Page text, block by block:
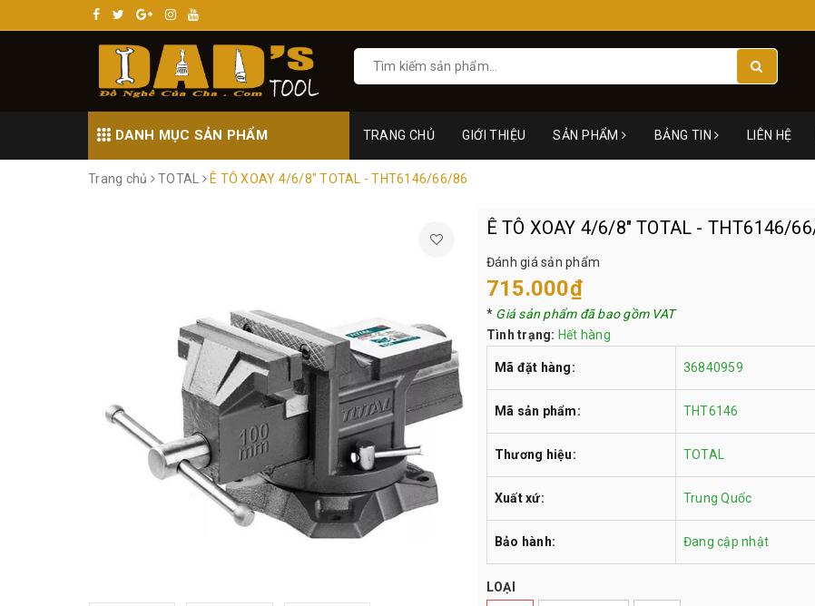
DANH MỤC SẢN PHẨM TRANG CHỦ GIỚI THIỆU SẢN PHẨM BẢNG TIN LIÊN HỆ
Trang chủ TOTAL Ê TÔ XOAY 4/6/8" TOTAL - THT6146/66/86
Ê TÔ XOAY 4/6/8" TOTAL - THT6146/
Đánh giá sản phẩm
715.000₫
* Giá sản phẩm đã bao gồm VAT
Tình trạng: Hết hàng
Mã đặt hàng: 36840959
Mã sản phẩm: THT6146
Thương hiệu: TOTAL
Xuất xứ: Trung Quốc
Bảo hành: Đang cập nhật
LOẠI